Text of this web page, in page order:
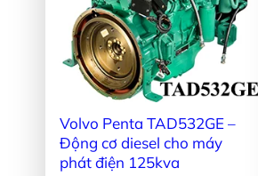
Volvo Penta TAD532GE –
Động cơ diesel cho máy
phát điện 125kva